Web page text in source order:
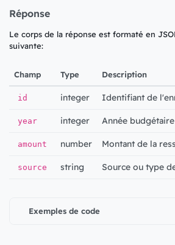
Réponse
Le corps de la réponse est formaté en
suivante:
Champ Type Description
id integer Identifiant de
year integer Année budgétaire
amount number Montant de la
source string Source ou type
Exemples de code